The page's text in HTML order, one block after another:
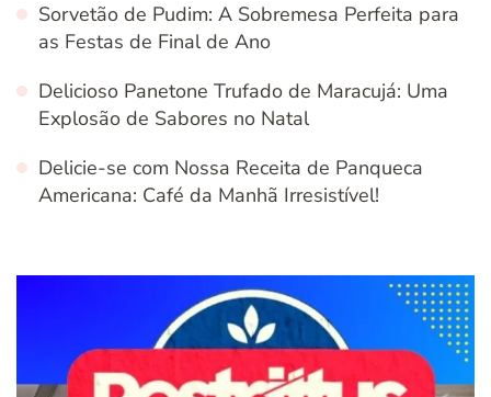
Sorvetão de Pudim: A Sobremesa Perfeita para
as Festas de Final de Ano
Delicioso Panetone Trufado de Maracujá: Uma
Explosão de Sabores no Natal
Delicie-se com Nossa Receita de Panqueca
Americana: Café da Manhã Irresistível!